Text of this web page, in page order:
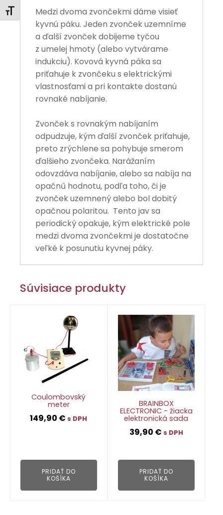
Zmeniť veľkosť písma
Medzi dvoma zvončekmi dáme visieť
kyvnú páku. Jeden zvonček uzemníme
a ďalší zvonček dobijeme tyčou
z umelej hmoty (alebo vytvárame
indukciu). Kovová kyvná páka sa
priťahuje k zvončeku s elektrickými
vlastnosťami a pri kontakte dostanú
rovnaké nabíjanie.
Zvonček s rovnakým nabíjaním
odpudzuje, kým ďalší zvonček priťahuje,
preto zrýchlene sa pohybuje smerom
ďalšieho zvončeka. Narážaním
odovzdáva nabíjanie, alebo sa nabíja na
opačnű hodnotu, podľa toho, či je
zvonček uzemnený alebo bol dobitý
opačnou polaritou. Tento jav sa
periodický opakuje, kým elektrické pole
medzi dvoma zvončekmi je dostatočne
veľké k posunutiu kyvnej páky.
Súvisiace produkty
Coulombovský
meter
149,90 € s DPH
PRIDAŤ DO
KOŠÍKA
BRAINBOX
ELECTRONIC - žiacka
elektronická sada
39,90 € s DPH
PRIDAŤ DO
KOŠÍKA